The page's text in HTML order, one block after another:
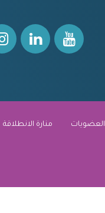
العضويات منارة الانطلاقة